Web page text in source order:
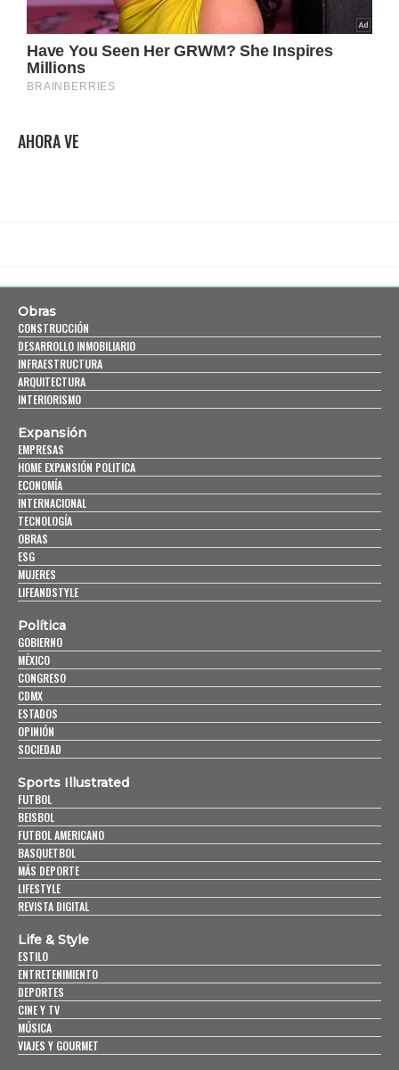
AHORA VE
Obras
CONSTRUCCIÓN
DESARROLLO INMOBILIARIO
INFRAESTRUCTURA
ARQUITECTURA
INTERIORISMO
Expansión
EMPRESAS
HOME EXPANSIÓN POLITICA
ECONOMÍA
INTERNACIONAL
TECNOLOGÍA
OBRAS
ESG
MUJERES
LIFEANDSTYLE
Política
GOBIERNO
MÉXICO
CONGRESO
CDMX
ESTADOS
OPINIÓN
SOCIEDAD
Sports Illustrated
FUTBOL
BEISBOL
FUTBOL AMERICANO
BASQUETBOL
MÁS DEPORTE
LIFESTYLE
REVISTA DIGITAL
Life & Style
ESTILO
ENTRETENIMIENTO
DEPORTES
CINE Y TV
MÚSICA
VIAJES Y GOURMET